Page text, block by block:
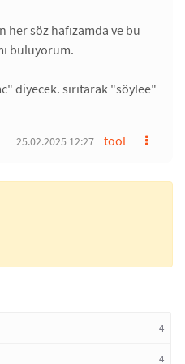
söz hafızamda ve bu
buluyorum.
diyecek. sırıtarak "söylee"
tool
25.02.2025 12:27
4
4